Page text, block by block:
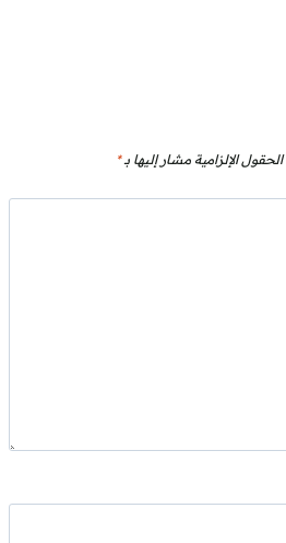
الحقول الإلزامية مشار إليها بـ*